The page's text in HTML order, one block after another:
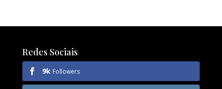
Redes Sociais
9k Followers